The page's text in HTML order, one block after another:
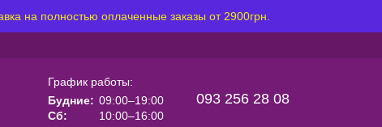
на полностью оплаченные заказы от 2900грн.
График работы:
Будние: 09:00–19:00
Сб:
10:00–16:00
093 256 28 08